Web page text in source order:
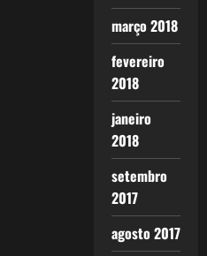
março 2018
fevereiro
2018
janeiro
2018
setembro
2017
agosto 2017